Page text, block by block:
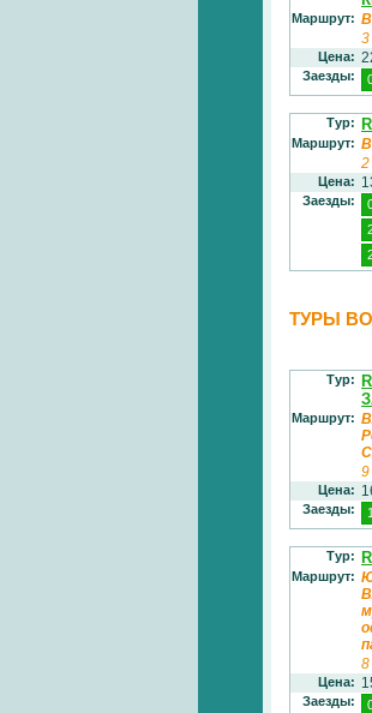
Маршрут:
3
Цена:
Заезды:
Тур:
Маршрут:
2
Цена:
Заезды:
ТУРЫ
Тур:
Маршрут:
9
Цена:
Заезды:
Тур:
Маршрут:
8
Цена:
Заезды: